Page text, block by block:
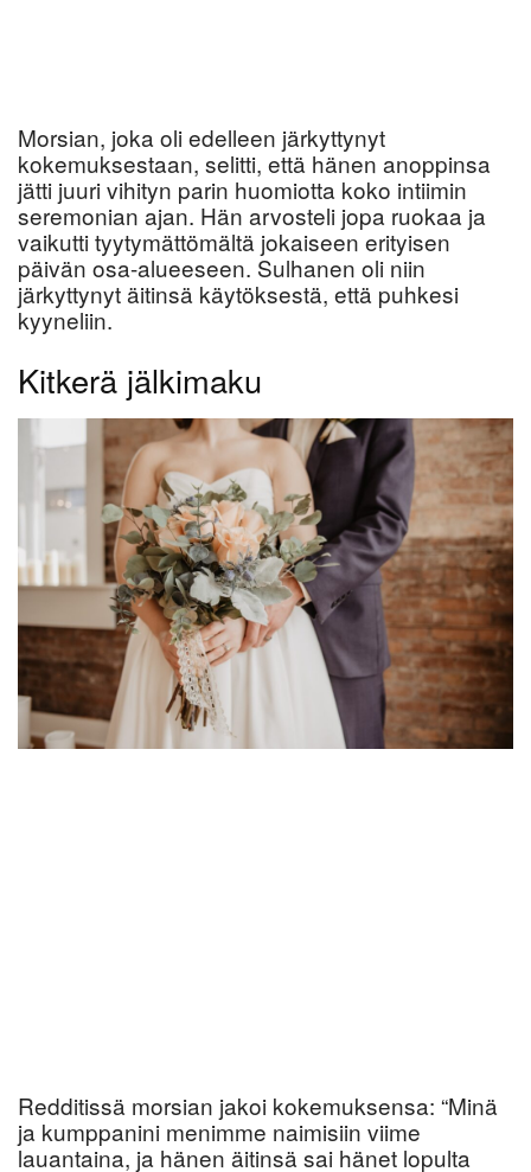
Morsian, joka oli edelleen järkyttynyt
kokemuksestaan, selitti, että hänen anoppinsa
jätti juuri vihityn parin huomiotta koko intiimin
seremonian ajan. Hän arvosteli jopa ruokaa ja
vaikutti tyytymättömältä jokaiseen erityisen
päivän osa-alueeseen. Sulhanen oli niin
järkyttynyt äitinsä käytöksestä, että puhkesi
kyyneliin.
Kitkerä jälkimaku
Redditissä morsian jakoi kokemuksensa: “Minä
ja kumppanini menimme naimisiin viime
lauantaina, ja hänen äitinsä sai hänet lopulta